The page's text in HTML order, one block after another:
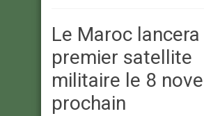
Le Maroc
premier satellite
militaire le 8
prochain